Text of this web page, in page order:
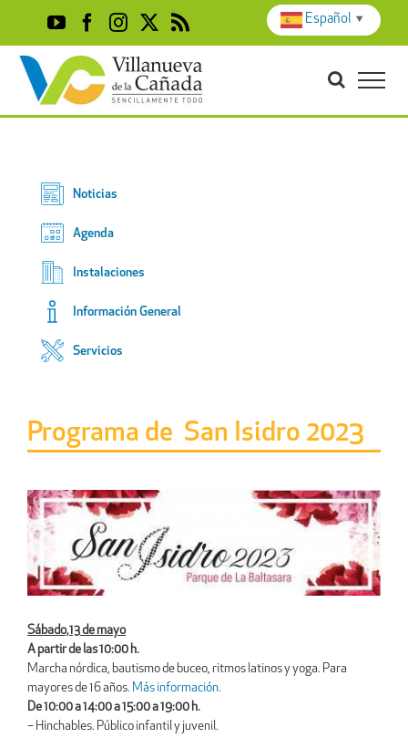
content
YouTubeFacebook
Instagram
X Rss
Programa de San Isidro 2023
Sábado,13 de mayo
A partir de las 10:00 h.
Marcha nórdica, bautismo de buceo, ritmos latinos y yoga. Para
mayores de 16 años. Más información.
De 10:00 a 14:00 a 15:00 a 19:00 h.
– Hinchables. Público infantil y juvenil.
Noticias
Agenda
Instalaciones
Información General
Servicios
Español ▼